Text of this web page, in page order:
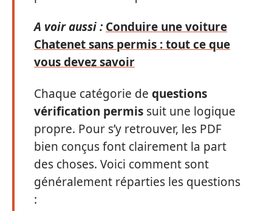
A voir aussi : Conduire une voiture
Chatenet sans permis : tout ce que
vous devez savoir
Chaque catégorie de questions
vérification permis suit une logique
propre. Pour s’y retrouver, les PDF
bien conçus font clairement la part
des choses. Voici comment sont
généralement réparties les questions
: